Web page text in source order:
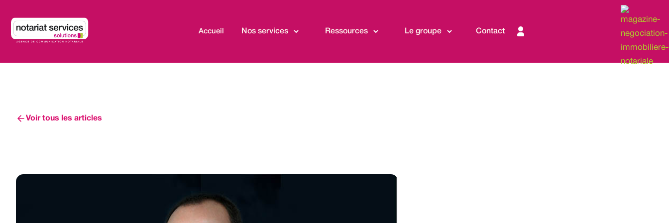
Accueil Nos services Ressources Le groupe Contact
Voir tous les articles